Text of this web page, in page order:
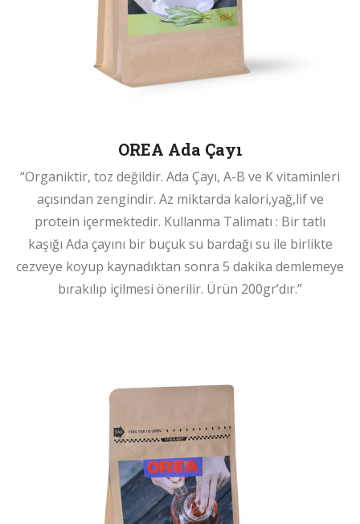
OREA Ada Çayı
“Organiktir, toz değildir. Ada Çayı, A-B ve K vitaminleri
açısından zengindir. Az miktarda kalori,yağ,lif ve
protein içermektedir. Kullanma Talimatı : Bir tatlı
kaşığı Ada çayını bir buçuk su bardağı su ile birlikte
cezveye koyup kaynadıktan sonra 5 dakika demlemeye
bırakılıp içilmesi önerilir. Ürün 200gr’dır.”